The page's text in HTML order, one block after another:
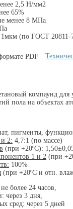
2,5 Н/мм2
65%
менее 8 МПа
1мкм (по ГОСТ 20811-
компаунд для
пола на объектах
пигменты,
2: 4,7:1 (по массе)
(при +20ºС):
1 и 2 (при
100%
(при +20ºС и отн.
более 24 часов,
через 3 дня,
сред: через 5 дней